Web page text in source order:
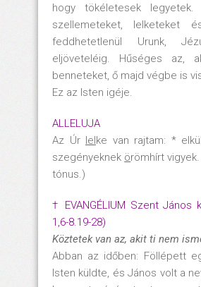
hogy tökéletesek legyetek.
szellemeteket, lelketeket
feddhetetlenül Urunk,
eljöveteléig. Hűséges az,
benneteket, ő majd végbe is
Ez az Isten igéje.
ALLELUJA
Az Úr lelke van rajtam: *
szegényeknek örömhírt
tónus.)
† EVANGÉLIUM Szent János
1,6-8.19-28)
Köztetek van az, akit ti nem
Abban az időben: Föllépett
Isten küldte, és János volt a